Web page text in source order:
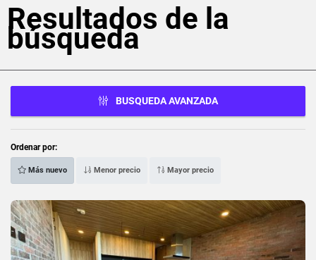
Resultados de la
búsqueda
BUSQUEDA AVANZADA
Ordenar por:
Más nuevo Menor precio Mayor precio